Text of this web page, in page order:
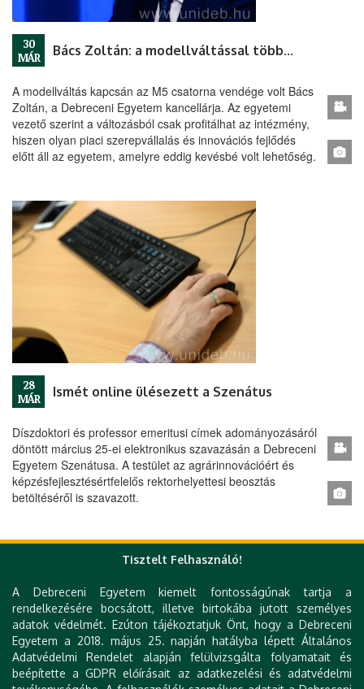
30
MÁR
Bács Zoltán: a modellváltással többre lehetünk képesek
A modellváltás kapcsán az M5 csatorna vendége volt Bács
Zoltán, a Debreceni Egyetem kancellárja. Az egyetemi
vezető szerint a változásból csak profitálhat az intézmény,
hiszen olyan piaci szerepvállalás és innovációs fejlődés
előtt áll az egyetem, amelyre eddig kevésbé volt lehetőség.
28
MÁR
Ismét online ülésezett a Szenátus
Díszdoktori és professor emeritusi címek adományozásáról
döntött március 25-ei elektronikus szavazásán a Debreceni
Egyetem Szenátusa. A testület az agrárinnovációért és
képzésfejlesztésértfelelős rektorhelyettesi beosztás
betöltéséről is szavazott.
‹ előző … 177 178
181
182 183 184 185
következő ›
utolsó »
Tisztelt Felhasználó!
A Debreceni Egyetem kiemelt fontosságúnak tartja a
rendelkezésére bocsátott, illetve birtokába jutott személyes
adatok védelmét. Ezúton tájékoztatjuk Önt, hogy a Debreceni
Egyetem a 2018. május 25. napján hatályba lépett Általános
Adatvédelmi Rendelet alapján felülvizsgálta folyamatait és
beépítette a GDPR előírásait az adatkezelési és adatvédelmi